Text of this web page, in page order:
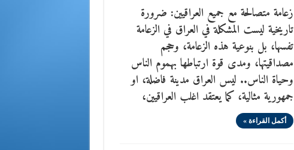
زعامة متصالحة مع جميع العراقيين: ضرورة
تاريخية ليست المشكلة في العراق في الزعامة
تفسها، بل بنوعية هذه الزعامة، وحجم
مصداقيتها، ومدى قوة ارتباطها بهموم الناس
وحياة الناس.. ليس العراق مدينة فاضلة، او
جمهورية مثالية، كما يعتقد اغلب العراقيين،
أكمل القراءة »